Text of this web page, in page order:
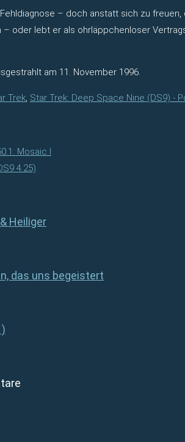
– doch anstatt sich zu
– oder lebt er als ohrläppchenloser
am 11. November 1996.
Trek, Star Trek: Deep Space Nine (DS9) -
Mosaic I
4.25)
Heiliger
das uns begeistert